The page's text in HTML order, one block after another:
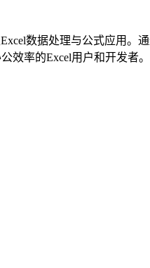
数据处理与公式应用。
效率的Excel用户和开发者。